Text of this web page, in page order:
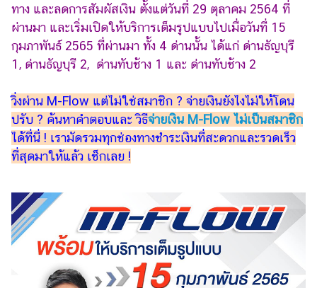
การ
ตกแต่ง
มือ
ราคา
ทอง
ราคา
น้ำมัน
วา
ไร
ตี้
แต่งงาน
ทาง และลดการสัมผัสเงิน ตั้งแต่วันที่ 29 ตุลาคม 2564 ที่
ผ่านมา และเริ่มเปิดให้บริการเต็มรูปแบบไปเมื่อวันที่ 15
กุมภาพันธ์ 2565 ที่ผ่านมา ทั้ง 4 ด่านนั้น ได้แก่ ด่านธัญบุรี
1, ด่านธัญบุรี 2, ด่านทับช้าง 1 และ ด่านทับช้าง 2
วิ่งผ่าน M-Flow แต่ไม่ใช่สมาชิก ? จ่ายเงินยังไงไม่ให้โดน
ปรับ ? ค้นหาคำตอบและ วิธีจ่ายเงิน M-Flow ไม่เป็นสมาชิก
ได้ที่นี่ ! เรามัดรวมทุกช่องทางชำระเงินที่สะดวกและรวดเร็ว
ที่สุดมาให้แล้ว เช็กเลย !